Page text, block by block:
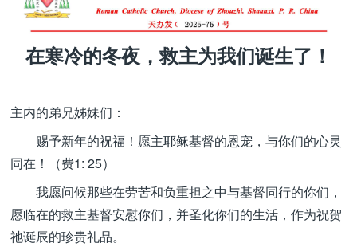
在寒冷的冬夜，救主为我们诞生了！
主内的弟兄姊妹们：
赐予新年的祝福！愿主耶稣基督的恩宠，与你们的心灵
同在！（费1: 25）
我愿问候那些在劳苦和负重担之中与基督同行的你们，
愿临在的救主基督安慰你们，并圣化你们的生活，作为祝贺
祂诞辰的珍贵礼品。